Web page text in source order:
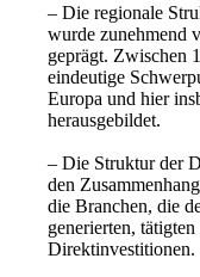
– Die regionale
wurde zunehmend
geprägt. Zwischen
eindeutige
Europa und hier
herausgebildet.
– Die Struktur der
den
die Branchen, die
generierten,
Direktinvestitionen.